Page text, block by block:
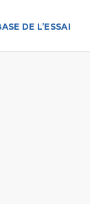
DE L’ESSAI